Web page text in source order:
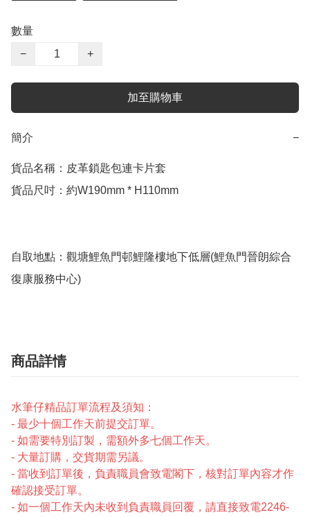
數量
−
+
加至購物車
簡介 −
貨品名稱：皮革鎖匙包連卡片套
貨品尺吋：約W190mm * H110mm
自取地點：觀塘鯉魚門邨鯉隆樓地下低層(鯉魚門晉朗綜合
復康服務中心)
商品詳情
水筆仔精品訂單流程及須知：
- 最少十個工作天前提交訂單。
- 如需要特別訂製，需額外多七個工作天。
- 大量訂購，交貨期需另議。
- 當收到訂單後，負責職員會致電閣下，核對訂單內容才作
確認接受訂單。
- 如一個工作天內未收到負責職員回覆，請直接致電2246-